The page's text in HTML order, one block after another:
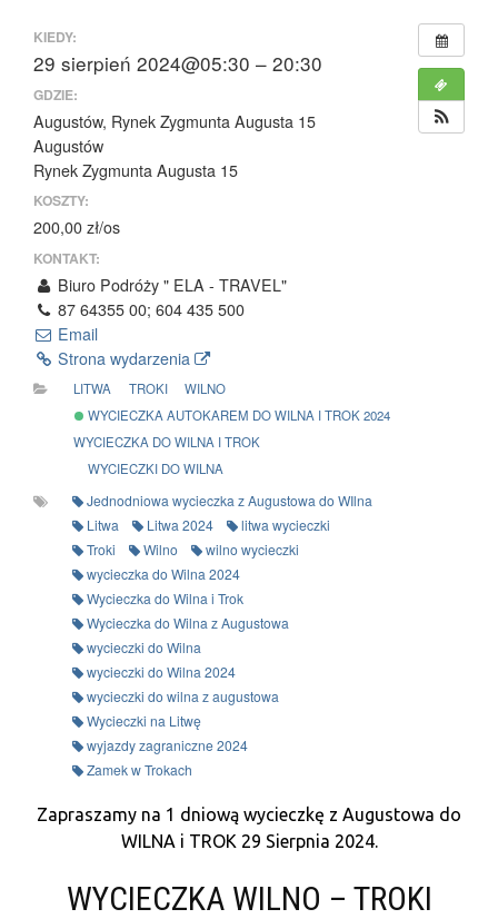
KIEDY:
29 sierpień 2024@05:30 – 20:30
GDZIE:
Augustów, Rynek Zygmunta Augusta 15
Augustów
Rynek Zygmunta Augusta 15
KOSZTY:
200,00 zł/os
KONTAKT:
Biuro Podróży " ELA - TRAVEL"
87 64355 00; 604 435 500
Email
Strona wydarzenia
LITWA TROKI
WILNO
WYCIECZKA AUTOKAREM DO WILNA I TROK 2024
WYCIECZKA DO WILNA I TROK
WYCIECZKI DO WILNA
Jednodniowa wycieczka z Augustowa do WIlna
Litwa
Litwa 2024
litwa wycieczki
Troki
Wilno
wilno wycieczki
wycieczka do Wilna 2024
Wycieczka do Wilna i Trok
Wycieczka do Wilna z Augustowa
wycieczki do Wilna
wycieczki do Wilna 2024
wycieczki do wilna z augustowa
Wycieczki na Litwę
wyjazdy zagraniczne 2024
Zamek w Trokach
Zapraszamy na 1 dniową wycieczkę z Augustowa do
WILNA i TROK 29 Sierpnia 2024.
WYCIECZKA WILNO – TROKI